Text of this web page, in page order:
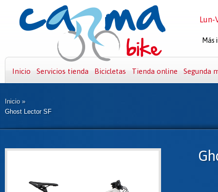
Inicio Servicios tienda Bicicletas Tienda online Segunda
Inicio »
Ghost Lector SF
Lun-
Más